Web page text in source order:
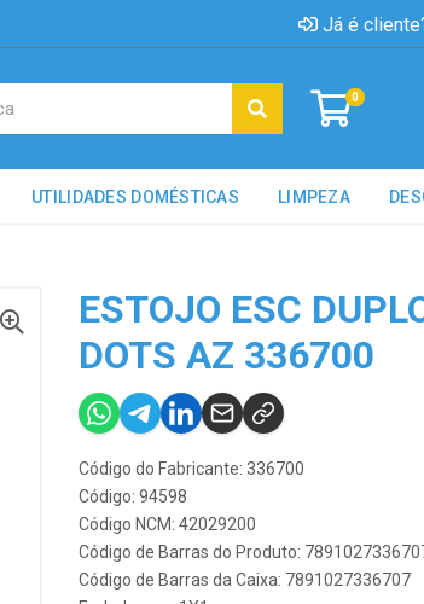
Já é
0
UTILIDADES DOMÉSTICAS LIMPEZA
ESTOJO ESC
DOTS AZ 336700
Código do Fabricante: 336700
Código: 94598
Código NCM: 42029200
Código de Barras do Produto:
Código de Barras da Caixa: 7891027336707